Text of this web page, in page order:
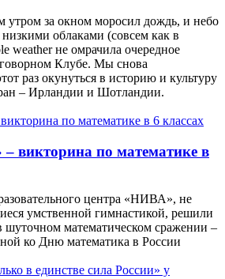
утром за окном моросил дождь, и небо
облаками (совсем как в
weather не омрачила очередное
Клубе. Мы снова
раз окунуться в историю и культуру
– Ирландии и Шотландии.
викторина по математике в
центра «НИВА», не
умственной гимнастикой, решили
шуточном математическом сражении –
ко Дню математика в России